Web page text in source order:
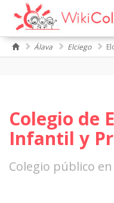
Álava Elciego
Colegio de
Infantil y
Colegio público en